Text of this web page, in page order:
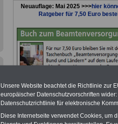
Neuauflage: Mai 2025 >>>hier
Ratgeber für 7,50 Euro
Unsere Website beachtet die Richtlinie zur
europäischer Datenschutzvorschriften
Datenschutzrichtlinie für elektronische
Diese Internetseite verwendet Cookies, um